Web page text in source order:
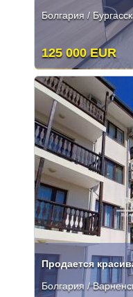
Болгария /
125 000 EUR
Болгария /